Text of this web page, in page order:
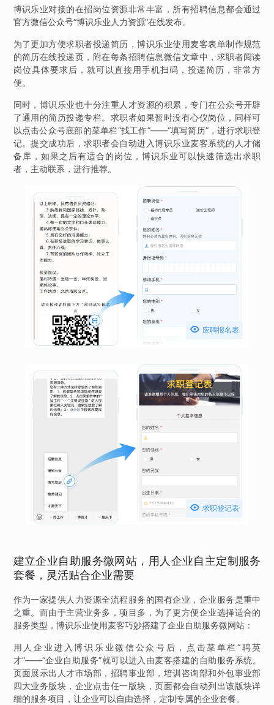
博识乐业对接的在招岗位资源非常丰富，所有招聘信息都会通过
官方微信公众号“博识乐业人力资源”在线发布。
为了更加方便求职者投递简历，博识乐业使用麦客表单制作规范
的简历在线投递页，附在每条招聘信息微信文章中，求职者阅读
岗位具体要求后，就可以直接用手机扫码，投递简历，非常方
便。
同时，博识乐业也十分注重人才资源的积累，专门在公众号开辟
了通用的简历投递专栏。求职者如果暂时没有心仪岗位，同样可
以点击公众号底部的菜单栏“找工作”——“填写简历”，进行求职登
记。提交成功后，求职者会自动进入博识乐业麦客系统的人才储
备库，如果之后有适合的岗位，博识乐业可以快速筛选出求职
者，主动联系，进行推荐。
 应聘报名表
 求职登记表
建立企业自助服务微网站，用人企业自主定制服务
套餐，灵活贴合企业需要
作为一家提供人力资源全流程服务的国有企业，企业服务是重中
之重。而由于主营业务多，项目多，为了更方便企业选择适合的
服务类型，博识乐业使用麦客巧妙搭建了企业自助服务微网站：
用人企业进入博识乐业微信公众号后，点击菜单栏“聘英
才”——“企业自助服务”就可以进入由麦客搭建的自助服务系统。
页面展示出人才市场部，招聘事业部，培训咨询部和外包事业部
四大业务版块，企业点击任一版块，页面都会自动列出该版块详
细的服务项目，让企业可以自由选择，定制专属的企业套餐。